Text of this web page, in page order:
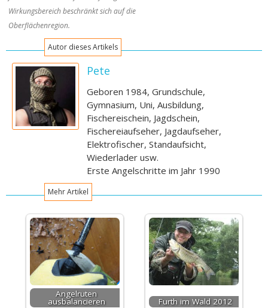
Wirkungsbereich beschränkt sich auf die
Oberflächenregion.
Autor dieses Artikels
Pete
Geboren 1984, Grundschule,
Gymnasium, Uni, Ausbildung,
Fischereischein, Jagdschein,
Fischereiaufseher, Jagdaufseher,
Elektrofischer, Standaufsicht,
Wiederlader usw.
Erste Angelschritte im Jahr 1990
Mehr Artikel
Angelruten
ausbalancieren Furth im Wald 2012